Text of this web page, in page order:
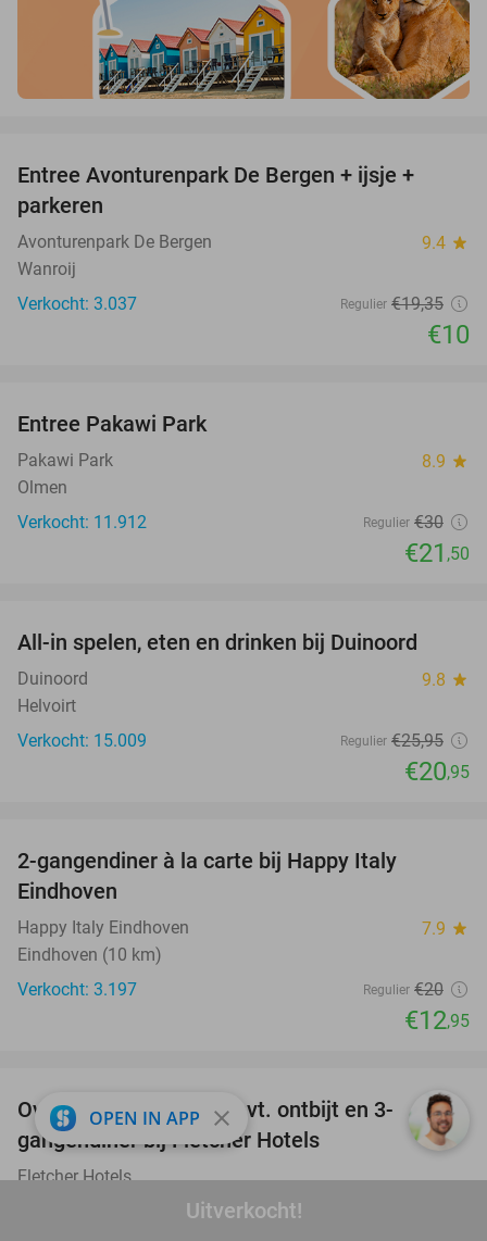
Uitverkocht!
Entree Avonturenpark De Bergen + ijsje +
parkeren
Avonturenpark De Bergen 9.4 star
Wanroij
Verkocht: 3.037
Regulier €19,35
€10
Entree Pakawi Park
Pakawi Park 8.9 star
Olmen
Verkocht: 11.912
Regulier €30
€21 ,50
All-in spelen, eten en drinken bij Duinoord
Duinoord 9.8 star
Helvoirt
Verkocht: 15.009
Regulier €25,95
€20,95
2-gangendiner à la carte bij Happy Italy
Eindhoven
Happy Italy Eindhoven 7.9 star
Eindhoven (10 km)
Verkocht: 3.197
Regulier €20
€12,95
Overnachting voor 2 + evt. ontbijt en 3-
gangendiner bij Fletcher Hotels
Fletcher Hotels
Helmond (+ meerdere locaties)
OPEN IN APP close